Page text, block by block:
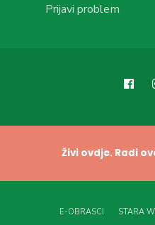
Prijavi problem
Živi ovdje. Radi
E-OBRASCI STARA